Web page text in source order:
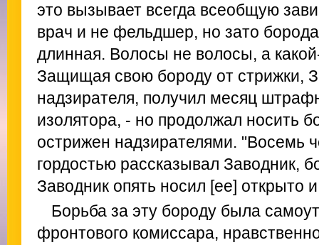
это вызывает всегда всеобщую
врач и не фельдшер, но зато
длинная. Волосы не волосы, а
Защищая свою бороду от стрижки,
надзирателя, получил месяц
изолятора, - но продолжал носить
острижен надзирателями. "Восемь
гордостью рассказывал Заводник,
Заводник опять носил [ее]
Борьба за эту бороду была
фронтового комиссара,